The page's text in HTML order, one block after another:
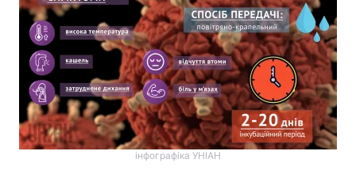
інфографіка УНІАН